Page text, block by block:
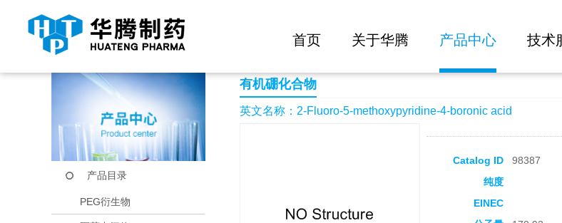
首页 关于华腾 产品中心 技术
当前位置： 首页 产品中心 2-Fluoro-5-methoxypyridine-4-boronic acid
产品目录
PEG衍生物
有机硼化合物
英文名称：2-Fluoro-5-methoxypyridine-4-boronic acid
Catalog ID 98387
纯度
EINEC